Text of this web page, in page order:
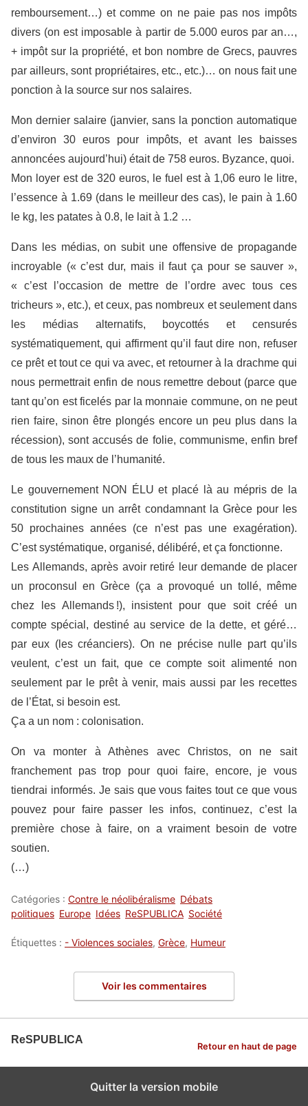
remboursement…) et comme on ne paie pas nos impôts
divers (on est imposable à partir de 5.000 euros par an…,
+ impôt sur la propriété, et bon nombre de Grecs, pauvres
par ailleurs, sont propriétaires, etc., etc.)… on nous fait une
ponction à la source sur nos salaires.
Mon dernier salaire (janvier, sans la ponction automatique
d’environ 30 euros pour impôts, et avant les baisses
annoncées aujourd’hui) était de 758 euros. Byzance, quoi.
Mon loyer est de 320 euros, le fuel est à 1,06 euro le litre,
l’essence à 1.69 (dans le meilleur des cas), le pain à 1.60
le kg, les patates à 0.8, le lait à 1.2 …
Dans les médias, on subit une offensive de propagande
incroyable (« c’est dur, mais il faut ça pour se sauver »,
« c’est l’occasion de mettre de l’ordre avec tous ces
tricheurs », etc.), et ceux, pas nombreux et seulement dans
les médias alternatifs, boycottés et censurés
systématiquement, qui affirment qu’il faut dire non, refuser
ce prêt et tout ce qui va avec, et retourner à la drachme qui
nous permettrait enfin de nous remettre debout (parce que
tant qu’on est ficelés par la monnaie commune, on ne peut
rien faire, sinon être plongés encore un peu plus dans la
récession), sont accusés de folie, communisme, enfin bref
de tous les maux de l’humanité.
Le gouvernement NON ÉLU et placé là au mépris de la
constitution signe un arrêt condamnant la Grèce pour les
50 prochaines années (ce n’est pas une exagération).
C’est systématique, organisé, délibéré, et ça fonctionne.
Les Allemands, après avoir retiré leur demande de placer
un proconsul en Grèce (ça a provoqué un tollé, même
chez les Allemands !), insistent pour que soit créé un
compte spécial, destiné au service de la dette, et géré…
par eux (les créanciers). On ne précise nulle part qu’ils
veulent, c’est un fait, que ce compte soit alimenté non
seulement par le prêt à venir, mais aussi par les recettes
de l’État, si besoin est.
Ça a un nom : colonisation.
On va monter à Athènes avec Christos, on ne sait
franchement pas trop pour quoi faire, encore, je vous
tiendrai informés. Je sais que vous faites tout ce que vous
pouvez pour faire passer les infos, continuez, c’est la
première chose à faire, on a vraiment besoin de votre
soutien.
(…)
Catégories : Contre le néolibéralisme Débats
politiques Europe Idées ReSPUBLICA Société
Étiquettes : - Violences sociales, Grèce, Humeur
Voir les commentaires
ReSPUBLICA
Retour en haut de page
Quitter la version mobile